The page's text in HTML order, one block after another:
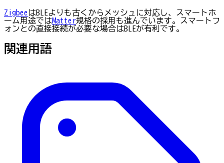
ZigbeeはBLEよりも古くからメッシュに対応し、スマートホ
ーム用途ではMatter規格の採用も進んでいます。スマートフ
ォンとの直接接続が必要な場合はBLEが有利です。
関連用語